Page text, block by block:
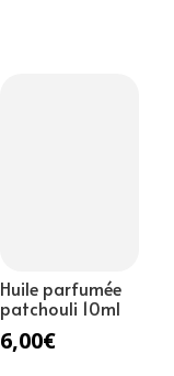
Huile parfumée
patchouli 10ml
6,00€